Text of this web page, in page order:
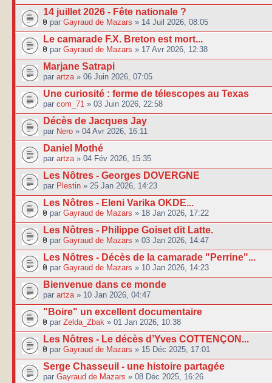
14 juillet 2026 - Fête nationale ?
par Gayraud de Mazars » 14 Juil 2026, 08:05
Le camarade F.X. Breton est mort...
par Gayraud de Mazars » 17 Avr 2026, 12:38
Marjane Satrapi
par artza » 06 Juin 2026, 07:05
Une curiosité : ferme de télescopes au Texas
par com_71 » 03 Juin 2026, 22:58
Décès de Jacques Jay
par Nero » 04 Avr 2026, 16:11
Daniel Mothé
par artza » 04 Fév 2026, 15:35
Les Nôtres - Georges DOVERGNE
par Plestin » 25 Jan 2026, 14:23
Les Nôtres - Eleni Varika OKDE...
par Gayraud de Mazars » 18 Jan 2026, 17:22
Les Nôtres - Philippe Goiset dit Latte.
par Gayraud de Mazars » 03 Jan 2026, 14:47
Les Nôtres - Décès de la camarade "Perrine"...
par Gayraud de Mazars » 10 Jan 2026, 14:23
Bienvenue dans ce monde
par artza » 10 Jan 2026, 04:47
"Boire" un excellent documentaire
par Zelda_Zbak » 01 Jan 2026, 10:38
Les Nôtres - Le décès d’Yves COTTENÇON...
par Gayraud de Mazars » 15 Déc 2025, 17:01
Serge Chasseuil - une histoire partagée
par Gayraud de Mazars » 08 Déc 2025, 16:26